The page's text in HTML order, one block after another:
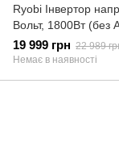
Ryobi Інвертор
Вольт, 1800Вт (без
19 999 грн 22 989
Немає в наявності